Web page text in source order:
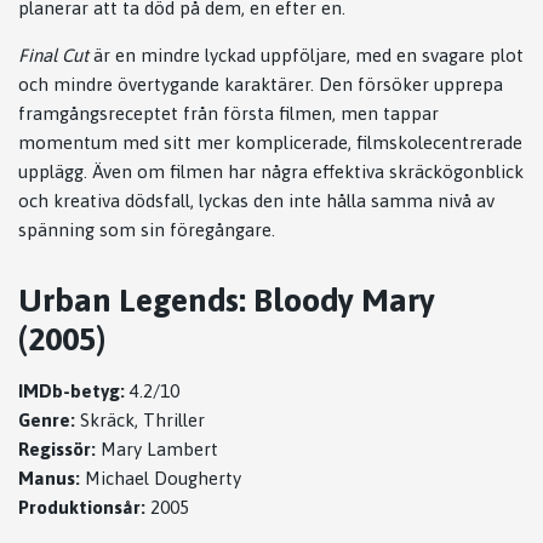
planerar att ta död på dem, en efter en.
Final Cutär en mindre lyckad uppföljare, med en svagare plot
och mindre övertygande karaktärer. Den försöker upprepa
framgångsreceptet från första filmen, men tappar
momentum med sitt mer komplicerade, filmskolecentrerade
upplägg. Även om filmen har några effektiva skräckögonblick
och kreativa dödsfall, lyckas den inte hålla samma nivå av
spänning som sin föregångare.
Urban Legends: Bloody Mary
(2005)
IMDb-betyg:4.2/10
Genre: Skräck, Thriller
Regissör: Mary Lambert
Manus: Michael Dougherty
Produktionsår: 2005